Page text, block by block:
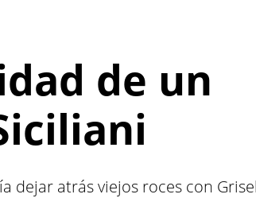
de un
dejar atrás viejos roces con